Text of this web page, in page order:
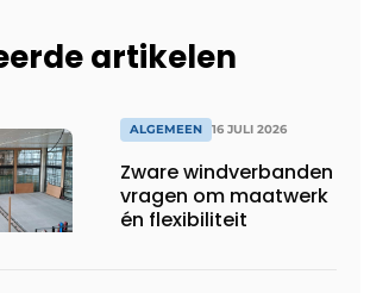
artikelen
ALGEMEEN 16 JULI 2026
Zware windverbanden
vragen om maatwerk
én flexibiliteit